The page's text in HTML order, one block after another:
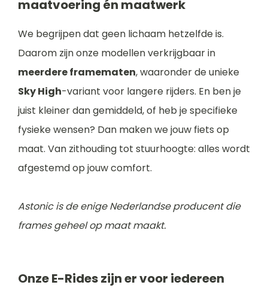
maatvoering én maatwerk
We begrijpen dat geen lichaam hetzelfde is.
Daarom zijn onze modellen verkrijgbaar in
meerdere framematen, waaronder de unieke
Sky High-variant voor langere rijders. En ben je
juist kleiner dan gemiddeld, of heb je specifieke
fysieke wensen? Dan maken we jouw fiets op
maat. Van zithouding tot stuurhoogte: alles wordt
afgestemd op jouw comfort.
Astonic is de enige Nederlandse producent die
frames geheel op maat maakt.
Onze E-Rides zijn er voor iedereen